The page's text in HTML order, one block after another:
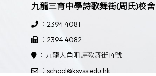
九龍三育中學詩歌舞街(周氏)校舍
：2394 4081
：2394 4082
：九龍大角咀詩歌舞街14號
：school@ksyss.edu.hk